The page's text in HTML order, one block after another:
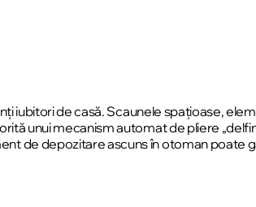
iubitori de casă. Scaunele spațioase,
unui mecanism automat de pliere
de depozitare ascuns în otoman poate